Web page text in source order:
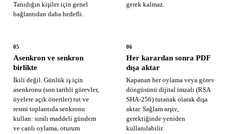
Tanıdığın kişiler için genel
bağlantıdan daha hedefli.
gerek kalmaz.
05
Asenkron ve senkron
birlikte
İkili değil. Günlük iş için
asenkronu (son tarihli görevler,
üyelere açık öneriler) tut ve
resmi toplantıda senkronu
kullan: sıralı maddeli gündem
ve canlı oylama, oturum
06
Her karardan sonra PDF
dışa aktar
Kapanan her oylama veya görev
döngüsünü dijital imzalı (RSA
SHA-256) tutanak olarak dışa
aktar. Sağlam arşiv,
gerektiğinde yeniden
kullanılabilir.